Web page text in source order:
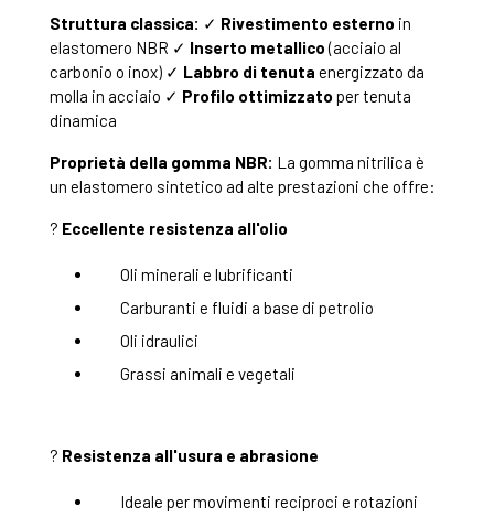
Struttura classica: ✓ Rivestimento esterno in
elastomero NBR ✓ Inserto metallico(acciaio al
carbonio o inox) ✓ Labbro di tenuta energizzato da
molla in acciaio ✓ Profilo ottimizzato per tenuta
dinamica
Proprietà della gomma NBR: La gomma nitrilica è
un elastomero sintetico ad alte prestazioni che offre:
? Eccellente resistenza all'olio
Oli minerali e lubrificanti
Carburanti e fluidi a base di petrolio
Oli idraulici
Grassi animali e vegetali
? Resistenza all'usura e abrasione
Ideale per movimenti reciproci e rotazioni